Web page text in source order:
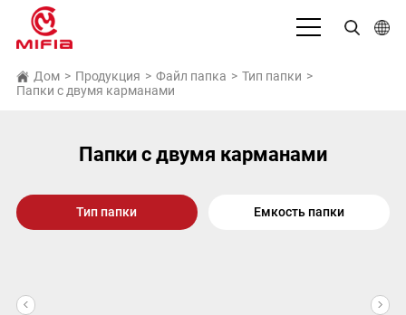
Русский язык
بالعربية
Español
Дом > Продукция > Файл папка > Тип папки >
Папки с двумя карманами
Папки с двумя карманами
Тип папки Емкость папки
>
<